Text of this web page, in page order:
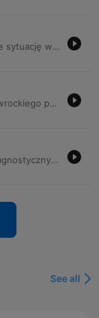
Autor odcinka w sposób satyryczny komentuje sytuację wewnątrz partii Prawo i Sprawiedliwość, odnosząc się do słów sztabowca o tym, że partia zyskuje najwięcej, gdy nic nie robi i nie wypowiada niepotrzebnych słów. Tekst wyśmiewa trudność w utrzymaniu dyscypliny komunikacyjnej przez polityków PiS, sugerując, że ich naturalną cechą jest niezdolność do milczenia. Analiza skupia się na tym, że strategia 'siedzenia cicho' jest niemożliwa do zrealizowania w praktyce, ponieważ politycy tej formacji zawsze znajdą powód, by wyjść do mediów i wskazać winnych, nawet w najbardziej absurdalnych okolicznościach.
Nagranie dotyczy wystąpienia prezydenta Nawrockiego podczas konferencji Poland Future Summit, której tematem przewodnim był kryzys demograficzny w Polsce. Prezydent wezwał do podjęcia zdecydowanych działań oraz postawienia rodziny i człowieka w centrum zagadnień. Autor materiału poddaje jednak krytyce retorykę tego wystąpienia, ironicznie analizując pojęcie "zagadnienia". Wskazuje, że używanie tak ogólnych sformułowań służy jedynie maskowaniu braku konkretnych rozwiązań dla problemu demograficznego.
Odcinek porusza temat dostępności badań diagnostycznych w Polsce oraz refleksuje nad znaczeniem profilaktyki zdrowotnej. Autor odnosi się do publicznych wypowiedzi dotyczących finansowania ochrony zdrowia, zestawiając je z realnymi problemami pacjentów, takimi jak długie terminy oczekiwania na gastroskopię czy kolonoskopię. Program skłania do przemyśleń nad wartością regularnych badań przesiewowych, niezależnie od trudności w dostępie do placówek medycznych.
See all